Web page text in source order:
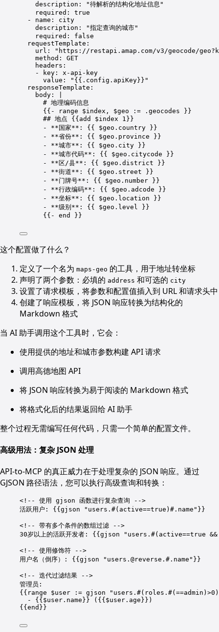
description :
"待解析的结构化地址信息"
required : true
- name : city
description :
"指定查询的城市"
required : false
requestTemplate :
url :
"https://restapi.amap.com/v3/geocode/
method : GET
headers :
-
key : x-api-key
value :
"{{.config.apiKey}}"
responseTemplate :
body :
# 地理编码信息
{{- range $index, $geo := .geocodes }}
## 地点 {{add $index 1}}
- **国家**: {{ $geo.country }}
- **省份**: {{ $geo.province }}
- **城市**: {{ $geo.city }}
- **城市代码**: {{ $geo.citycode }}
- **区/县**: {{ $geo.district }}
- **街道**: {{ $geo.street }}
- **门牌号**: {{ $geo.number }}
- **行政编码**: {{ $geo.adcode }}
- **坐标**: {{ $geo.location }}
- **级别**: {{ $geo.level }}
{{- end }}
这个配置做了什么？
定义了一个名为 maps-geo 的工具，用于地址转坐标
声明了两个参数：必填的 address 和可选的 city
设置了请求模板，将参数和配置值插入到 URL 和请求头中
创建了响应模板，将 JSON 响应转换为结构化的
Markdown 格式
当 AI 助手调用这个工具时，它会：
使用提供的地址和城市参数构建 API 请求
调用高德地图 API
将 JSON 响应转换为易于阅读的 Markdown 格式
将格式化后的结果返回给 AI 助手
整个过程无需编写任何代码，只需一个简单的配置文件。
高级用法：复杂 JSON 处理
API-to-MCP 的真正威力在于处理复杂的 JSON 响应。通过
GJSON 路径语法，您可以执行高级查询和转换：
<!-- 使用 gjson 函数进行复杂查询 -->
活跃用户: {{gjson "users.#(active==true)#.name"}}
<!-- 带有多个条件的数组过滤 -->
30岁以上的活跃开发者: {{gjson "users.#(active==true
<!-- 使用修饰符 -->
用户名（倒序）: {{gjson "users.@reverse.#.name"}}
<!-- 迭代过滤结果 -->
管理员:
{{range $user := gjson
- {{$user.name}} ({{$user.age}})
{{end}}